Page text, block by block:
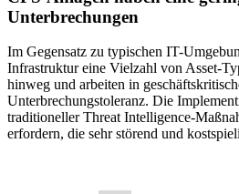
Unterbrechungen
Im Gegensatz zu typischen IT-
Infrastruktur eine Vielzahl von Asset-
hinweg und arbeiten in
Unterbrechungstoleranz. Die
traditioneller Threat Intelligence-
erfordern, die sehr störend und